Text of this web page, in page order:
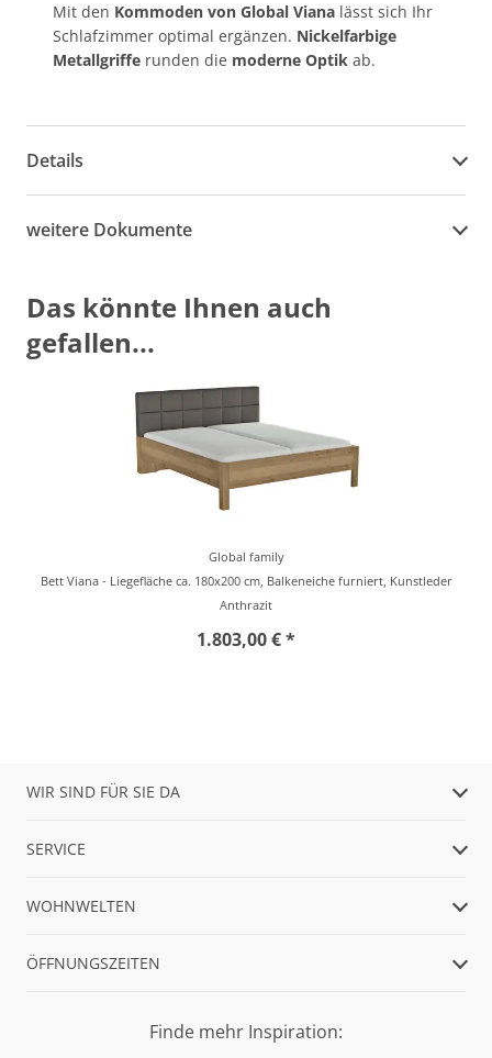
Mit den Kommoden von Global Viana lässt sich Ihr
Schlafzimmer optimal ergänzen. Nickelfarbige
Metallgriffe runden die moderne Optik ab.
Details
weitere Dokumente
Das könnte Ihnen auch
gefallen...
Global family
Bett Viana - Liegefläche ca. 180x200 cm, Balkeneiche furniert, Kunstleder
Anthrazit
1.803,00 € *
WIR SIND FÜR SIE DA
SERVICE
WOHNWELTEN
ÖFFNUNGSZEITEN
Finde mehr Inspiration: